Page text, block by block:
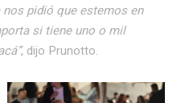
nos pidió que estemos en
si tiene uno o mil
, dijo Prunotto.